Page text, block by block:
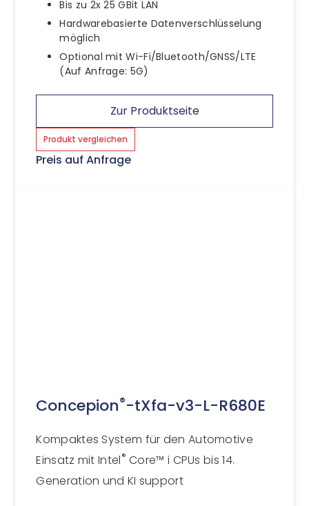
Bis zu 2x 25 GBit LAN
Hardwarebasierte Datenverschlüsselung
möglich
Optional mit Wi-Fi/Bluetooth/GNSS/LTE
(Auf Anfrage: 5G)
Zur Produktseite
Produkt vergleichen
Preis auf Anfrage
Concepion®-tXfa-v3-L-R680E
Kompaktes System für den Automotive
Einsatz mit Intel® Core™ i CPUs bis 14.
Generation und KI support